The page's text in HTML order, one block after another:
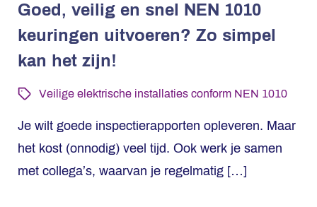
Goed, veilig en snel NEN 1010
keuringen uitvoeren? Zo simpel
kan het zijn!
Veilige elektrische installaties conform NEN 1010
Je wilt goede inspectierapporten opleveren. Maar
het kost (onnodig) veel tijd. Ook werk je samen
met collega’s, waarvan je regelmatig […]